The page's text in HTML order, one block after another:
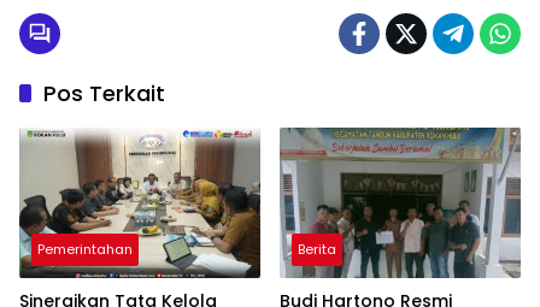
Pos Terkait
Pemerintahan
Sinergikan Tata Kelola
Berita
Budi Hartono Resmi